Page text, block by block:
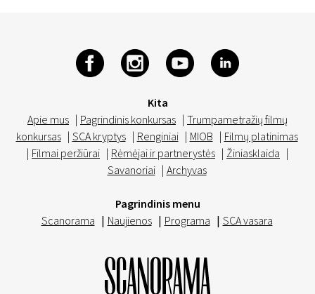
Kita
Apie mus | Pagrindinis konkursas | Trumpametražių filmų
konkursas | SCA kryptys | Renginiai | MIOB | Filmų platinimas
| Filmai peržiūrai | Rėmėjai ir partnerystės | Žiniasklaida |
Savanoriai | Archyvas
Pagrindinis menu
Scanorama | Naujienos | Programa | SCA vasara